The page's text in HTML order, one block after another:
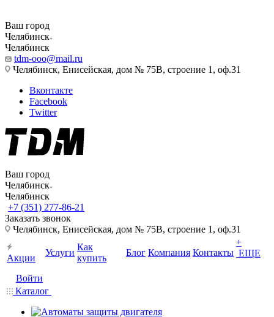
Ваш город
Челябинск
Челябинск
tdm-ooo@mail.ru
Челябинск, Енисейская, дом № 75В, строение 1, оф.31
Вконтакте
Facebook
Twitter
Ваш город
Челябинск
Челябинск
+7 (351) 277-86-21
Заказать звонок
Челябинск, Енисейская, дом № 75В, строение 1, оф.31
Акции
Услуги
Как
купить
Блог Компания Контакты
+
ЕЩЕ
Войти
Каталог